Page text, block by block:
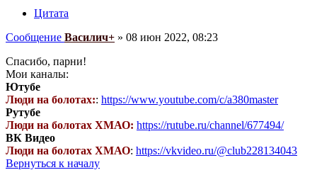
Цитата
Сообщение Василич+ » 08 июн 2022, 08:23
Спасибо, парни!
Мои каналы:
Ютубе
Люди на болотах:: https://www.youtube.com/c/a380master
Рутубе
Люди на болотах ХМАО: https://rutube.ru/channel/677494/
ВК Видео
Люди на болотах ХМАО: https://vkvideo.ru/@club228134043
Вернуться к началу